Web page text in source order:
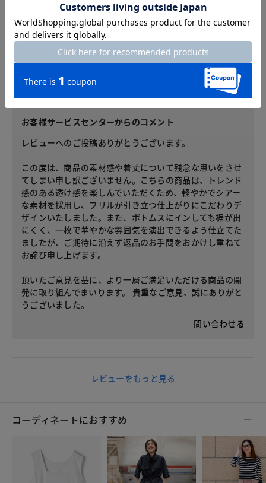
口コミが良かったので、かなり期待して、白を購入。160cm45
キロの細身体型ですが、7号でちょうどでした。ただ、生地が
薄すぎてシースルーのようで。。ちょっと安っぽく見える気が
して、残念ですが返品しました。もう少し生地に厚みが欲しか
ったです。あと、丈がもう少し短かければ、外に出してもかわ
いいのに。。と思いました。
お客様サービスセンターからのコメント
レビューへのご投稿ありがとうございます。
この度は、商品の素材感や着丈について残念な思いをさせ
てしまい申し訳ございません。こちらの商品は、トレンド
感のある透け感を楽しんでいただくため、軽やかでシアー
な素材を採用し、フリルが引き立つ仕上がりにこだわりデ
ザインいたしました。また、ボトムスにインしても裾が出
にくく、一枚で華やかな雰囲気を演出できるよう仕立てた
ましたが、ご期待に沿えず返品のお手間をおかけし重ねて
お詫び申し上げます。
頂いたご意見を基に、より一層ご満足いただける商品の開
発に取り組んでまいります。 貴重なご意見、誠にありがと
うございました。
問い合わせる
レビューをもっと見る
コーディネートにおすすめ